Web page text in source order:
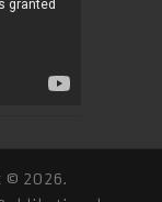
© 2026.